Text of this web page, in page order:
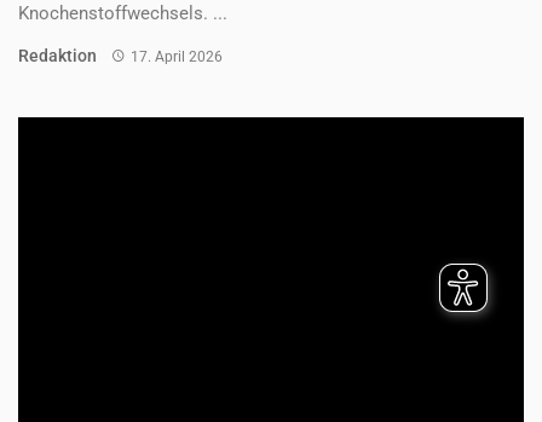
Knochenstoffwechsels. ...
Redaktion 17. April 2026